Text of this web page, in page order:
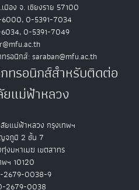
มือง จ. เชียงราย 57100
6000, 0-5391-7034
6034, 0-5391-7049
รอนิกส์: saraban@mfu.ac.th
ทรอนิกส์สำหรับติดต่อ
ยแม่ฟ้าหลวง
ยแม่ฟ้าหลวง กรุงเทพฯ
จภูมิ 2 ชั้น 7
งมหาเมฆ เขตสาทร
พฯ 10120
2679-0038-9
2679-0038